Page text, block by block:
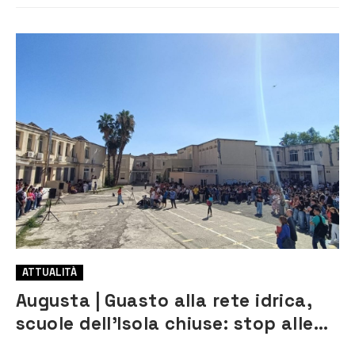
ATTUALITÀ
Augusta | Guasto alla rete idrica,
scuole dell’Isola chiuse: stop alle